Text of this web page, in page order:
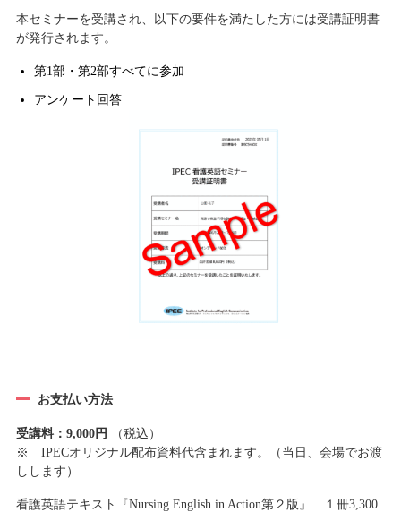
本セミナーを受講され、以下の要件を満たした方には受講証明書
が発行されます。
第1部・第2部すべてに参加
アンケート回答
お支払い方法
受講料：9,000円
（税込）
※ IPECオリジナル配布資料代含まれます。（当日、会場でお渡
しします）
看護英語テキスト『Nursing English in Action第２版』 １冊3,300